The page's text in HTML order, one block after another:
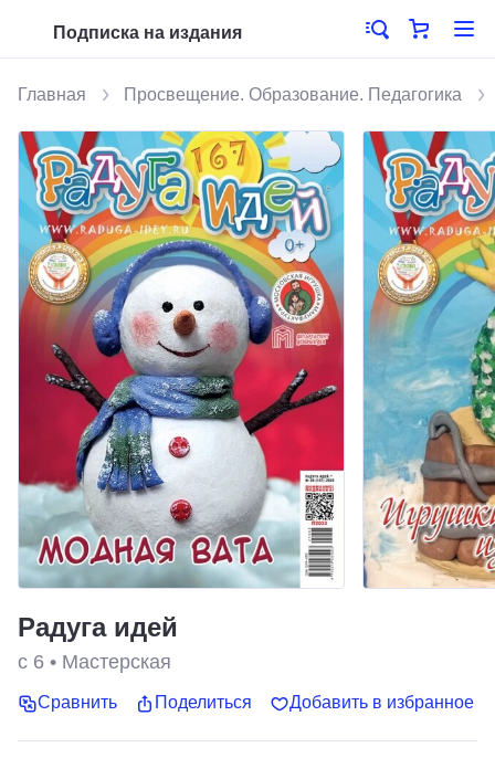
Подписка на издания
Главная Просвещение. Образование. Педагогика
Радуга идей
с 6 • Мастерская
Сравнить Поделиться Добавить в избранное